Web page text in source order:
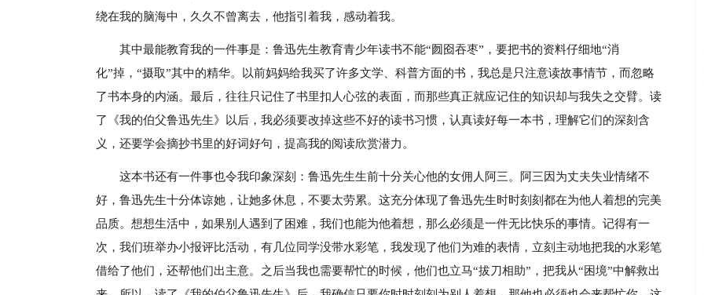
绕在我的脑海中，久久不曾离去，他指引着我，感动着我。
其中最能教育我的一件事是：鲁迅先生教育青少年读书不能“囫囵吞枣”，要把书的资料仔细地“消
化”掉，“摄取”其中的精华。以前妈妈给我买了许多文学、科普方面的书，我总是只注意读故事情节，而忽略
了书本身的内涵。最后，往往只记住了书里扣人心弦的表面，而那些真正就应记住的知识却与我失之交臂。读
了《我的伯父鲁迅先生》以后，我必须要改掉这些不好的读书习惯，认真读好每一本书，理解它们的深刻含
义，还要学会摘抄书里的好词好句，提高我的阅读欣赏潜力。
这本书还有一件事也令我印象深刻：鲁迅先生生前十分关心他的女佣人阿三。阿三因为丈夫失业情绪不
好，鲁迅先生十分体谅她，让她多休息，不要太劳累。这充分体现了鲁迅先生时时刻刻都在为他人着想的完美
品质。想想生活中，如果别人遇到了困难，我们也能为他着想，那么必须是一件无比快乐的事情。记得有一
次，我们班举办小报评比活动，有几位同学没带水彩笔，我发现了他们为难的表情，立刻主动地把我的水彩笔
借给了他们，还帮他们出主意。之后当我也需要帮忙的时候，他们也立马“拔刀相助”，把我从“困境”中解救出